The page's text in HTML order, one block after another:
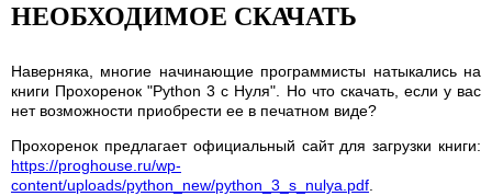
НЕОБХОДИМОЕ СКАЧАТЬ
Наверняка, многие начинающие программисты натыкались на
книги Прохоренок "Python 3 с Нуля". Но что скачать, если у вас
нет возможности приобрести ее в печатном виде?
Прохоренок предлагает официальный сайт для загрузки книги:
https://proghouse.ru/wp-
content/uploads/python_new/python_3_s_nulya.pdf